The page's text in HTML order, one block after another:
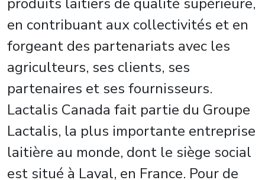
en contribuant aux collectivités et en
forgeant des partenariats avec les
agriculteurs, ses clients, ses
partenaires et ses fournisseurs.
Lactalis Canada fait partie du Groupe
Lactalis, la plus importante entreprise
laitière au monde, dont le siège social
est situé à Laval, en France. Pour de